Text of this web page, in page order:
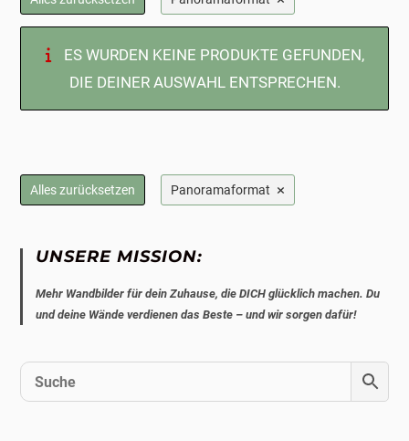
ES WURDEN KEINE PRODUKTE GEFUNDEN,
DIE DEINER AUSWAHL ENTSPRECHEN.
Alles zurücksetzen Panoramaformat ×
UNSERE MISSION:
Mehr Wandbilder für dein Zuhause, die DICH glücklich machen. Du
und deine Wände verdienen das Beste – und wir sorgen dafür!